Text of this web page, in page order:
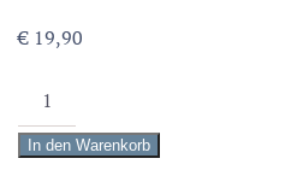
€ 19,90
KLIMARELIGION
-
Auf
In den Warenkorb